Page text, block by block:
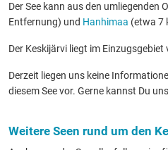
Der See kann aus den umliegenden
Entfernung) und Hanhimaa (etwa 7
Der Keskijärvi liegt im Einzugsgebiet
Derzeit liegen uns keine
diesem See vor. Gerne kannst Du
Weitere Seen rund um den